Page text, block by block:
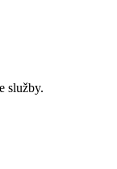
služby.